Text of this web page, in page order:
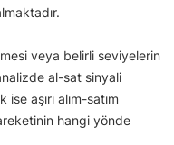
veya belirli seviyelerin
al-sat sinyali
aşırı alım-satım
hangi yönde